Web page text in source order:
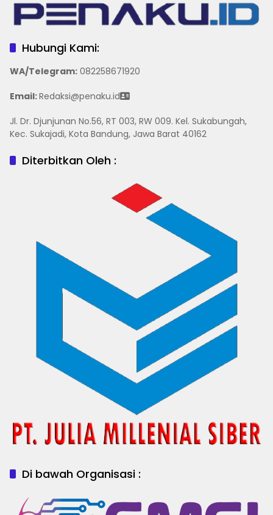
Hubungi Kami:
WA/Telegram: 082258671920
Email:Redaksi@penaku.id
Jl. Dr. Djunjunan No.56, RT 003, RW 009. Kel. Sukabungah,
Kec. Sukajadi, Kota Bandung, Jawa Barat 40162
Diterbitkan Oleh :
Di bawah Organisasi :